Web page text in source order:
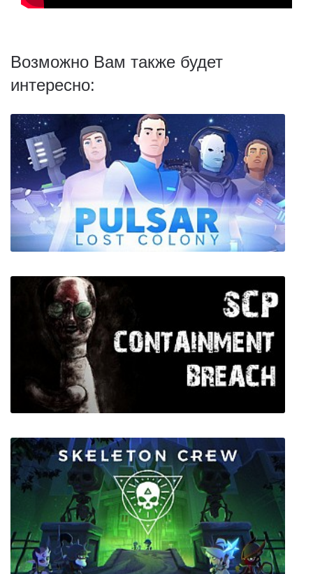
Возможно Вам также будет
интересно:
PULSAR: Lost Colony
SCP Containment Breach